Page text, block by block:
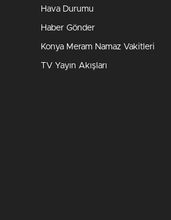
Hava Durumu
Haber Gönder
Konya Meram Namaz Vakitleri
TV Yayın Akışları